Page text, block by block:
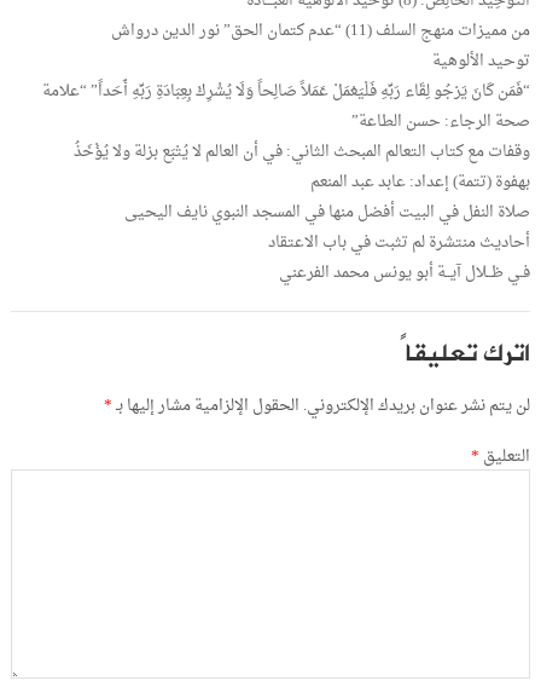
من مميزات منهج السلف (11) “عدم كتمان الحق” نور الدين درواش
توحيد الألوهية
“فَمَن كَانَ يَرْجُو لِقَاء رَبِّهِ فَلْيَعْمَلْ عَمَلاً صَالِحاً وَلَا يُشْرِكْ بِعِبَادَةِ رَبِّهِ أَحَداً” “علامة
صحة الرجاء: حسن الطاعة”
وقفات مع كتاب التعالم المبحث الثاني: في أن العالم لا يُتْبَع بزلة ولا يُؤْخَذُ
بهفوة (تتمة) إعداد: عابد عبد المنعم
صلاة النفل في البيت أفضل منها في المسجد النبوي نايف اليحيى
أحاديث منتشرة لم تثبت في باب الاعتقاد
فـي ظــلال آيــة أبو يونس محمد الفرعني
اترك تعليقاً
لن يتم نشر عنوان بريدك الإلكتروني. الحقول الإلزامية مشار إليها بـ*
التعليق *